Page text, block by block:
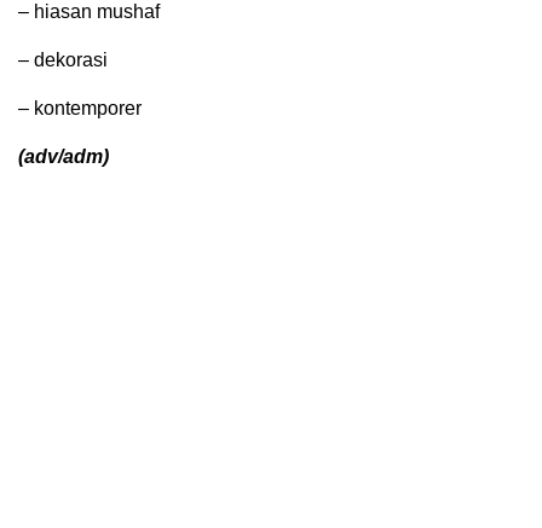
– hiasan mushaf
– dekorasi
– kontemporer
(adv/adm)